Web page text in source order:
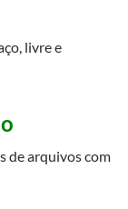
livre e
de arquivos com